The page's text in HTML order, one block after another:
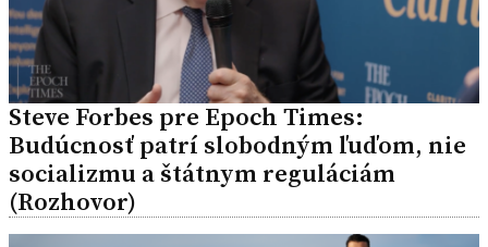
Steve Forbes pre Epoch Times:
Budúcnosť patrí slobodným ľuďom, nie
socializmu a štátnym reguláciám
(Rozhovor)